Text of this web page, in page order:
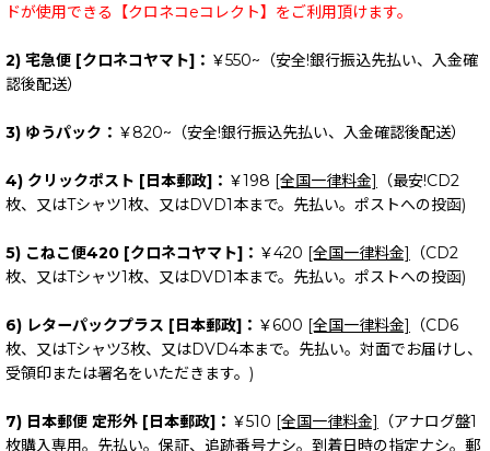
ドが使用できる【クロネコeコレクト】をご利用頂けます。
2) 宅急便 [クロネコヤマト]： ￥550~（安全!銀行振込先払い、入金確
認後配送）
3) ゆうパック： ￥820~（安全!銀行振込先払い、入金確認後配送）
4) クリックポスト [日本郵政]： ￥198 [全国一律料金]
（最安!CD2
枚、又はTシャツ1枚、又はDVD1本まで。先払い。ポストへの投函)
5) こねこ便420 [クロネコヤマト]： ￥420 [全国一律料金]
（CD2
枚、又はTシャツ1枚、又はDVD1本まで。先払い。ポストへの投函)
6) レターパックプラス [日本郵政]： ￥600 [全国一律料金]
（CD6
枚、又はTシャツ3枚、又はDVD4本まで。先払い。対面でお届けし、
受領印または署名をいただきます。)
7) 日本郵便 定形外 [日本郵政]： ￥510 [全国一律料金]
（アナログ盤1
枚購入専用。先払い。保証、追跡番号ナシ。到着日時の指定ナシ。郵